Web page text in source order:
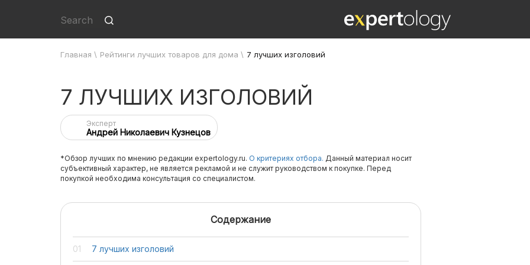
Главная \ Рейтинги лучших товаров для дома \ 7 лучших изголовий
7 ЛУЧШИХ ИЗГОЛОВИЙ
Эксперт
Андрей Николаевич Кузнецов
*Обзор лучших по мнению редакции expertology.ru. О критериях отбора. Данный материал носит
субъективный характер, не является рекламой и не служит руководством к покупке. Перед
покупкой необходима консультация со специалистом.
Содержание
7 лучших изголовий